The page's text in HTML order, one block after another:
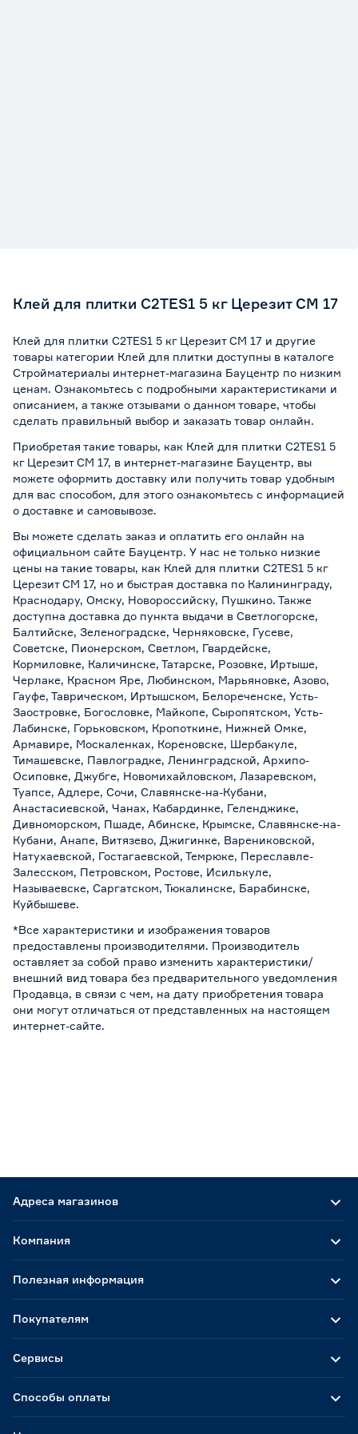
Клей для плитки C2TES1 5 кг Церезит СМ 17
Клей для плитки C2TES1 5 кг Церезит СМ 17 и другие
товары категории Клей для плитки доступны в каталоге
Стройматериалы интернет-магазина Бауцентр по низким
ценам. Ознакомьтесь с подробными характеристиками и
описанием, а также отзывами о данном товаре, чтобы
сделать правильный выбор и заказать товар онлайн.
Приобретая такие товары, как Клей для плитки C2TES1 5
кг Церезит СМ 17, в интернет-магазине Бауцентр, вы
можете оформить доставку или получить товар удобным
для вас способом, для этого ознакомьтесь с информацией
о доставке и самовывозе.
Вы можете сделать заказ и оплатить его онлайн на
официальном сайте Бауцентр. У нас не только низкие
цены на такие товары, как Клей для плитки C2TES1 5 кг
Церезит СМ 17, но и быстрая доставка по Калининграду,
Краснодару, Омску, Новороссийску, Пушкино. Также
доступна доставка до пункта выдачи в Светлогорске,
Балтийске, Зеленоградске, Черняховске, Гусеве,
Советске, Пионерском, Светлом, Гвардейске,
Кормиловке, Каличинске, Татарске, Розовке, Иртыше,
Черлаке, Красном Яре, Любинском, Марьяновке, Азово,
Гауфе, Таврическом, Иртышском, Белореченске, Усть-
Заостровке, Богословке, Майкопе, Сыропятском, Усть-
Лабинске, Горьковском, Кропоткине, Нижней Омке,
Армавире, Москаленках, Кореновске, Шербакуле,
Тимашевске, Павлоградке, Ленинградской, Архипо-
Осиповке, Джубге, Новомихайловском, Лазаревском,
Туапсе, Адлере, Сочи, Славянске-на-Кубани,
Анастасиевской, Чанах, Кабардинке, Геленджике,
Дивноморском, Пшаде, Абинске, Крымске, Славянске-на-
Кубани, Анапе, Витязево, Джигинке, Варениковской,
Натухаевской, Гостагаевской, Темрюке, Переславле-
Залесском, Петровском, Ростове, Исилькуле,
Называевске, Саргатском, Тюкалинске, Барабинске,
Куйбышеве.
*Все характеристики и изображения товаров
предоставлены производителями. Производитель
оставляет за собой право изменить характеристики/
внешний вид товара без предварительного уведомления
Продавца, в связи с чем, на дату приобретения товара
они могут отличаться от представленных на настоящем
интернет-сайте.
Адреса магазинов
Способы оплаты
Компания
Полезная информация
Покупателям
Сервисы